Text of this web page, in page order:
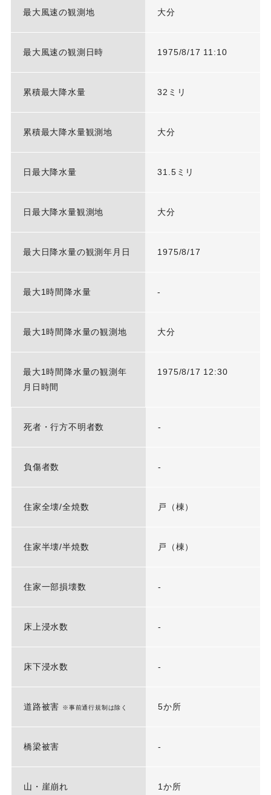
最大風速の観測地 大分
最大風速の観測日時 1975/8/17 11:10
累積最大降水量 32ミリ
累積最大降水量観測地 大分
日最大降水量 31.5ミリ
日最大降水量観測地 大分
最大日降水量の観測年月日 1975/8/17
最大1時間降水量 -
最大1時間降水量の観測地 大分
最大1時間降水量の観測年
月日時間
1975/8/17 12:30
死者・行方不明者数 -
負傷者数 -
住家全壊/全焼数 戸（棟）
住家半壊/半焼数 戸（棟）
住家一部損壊数 -
床上浸水数 -
床下浸水数 -
道路被害 ※事前通行規制は除く 5か所
橋梁被害 -
山・崖崩れ 1か所